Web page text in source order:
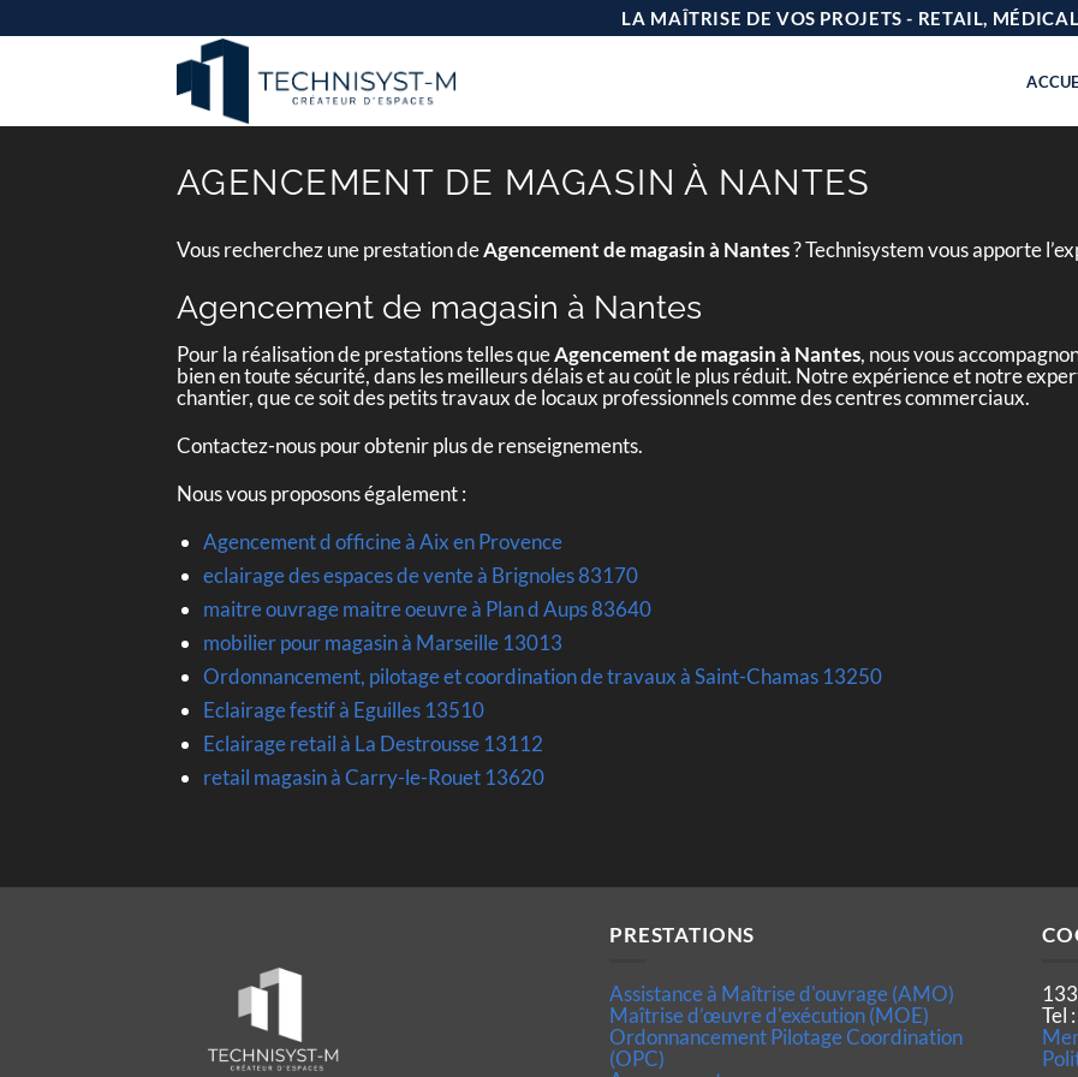
au
LA MAÎTRISE DE VOS PROJETS - RETAIL,
AGENCEMENT DE MAGASIN À NANTES
Vous recherchez une prestation deAgencement de magasin à Nantes? Technisystem vous apporte
Agencement de magasin à Nantes
Pour la réalisation de prestations telles queAgencement de magasin à Nantes, nous vous
bien en toute sécurité, dans les meilleurs délais et au coût le plus réduit. Notre expérience et notre
chantier, que ce soit des petits travaux de locaux professionnels comme des centres commerciaux.
Contactez-nous pour obtenir plus de renseignements.
Nous vous proposons également :
Agencement d officine à Aix en Provence
eclairage des espaces de vente à Brignoles 83170
maitre ouvrage maitre oeuvre à Plan d Aups 83640
mobilier pour magasin à Marseille 13013
Ordonnancement, pilotage et coordination de travaux à Saint-Chamas 13250
Eclairage festif à Eguilles 13510
Eclairage retail à La Destrousse 13112
retail magasin à Carry-le-Rouet 13620
PRESTATIONS
Assistance à Maîtrise d'ouvrage (AMO)
Maîtrise d’œuvre d'exécution (MOE)
Ordonnancement Pilotage Coordination
(OPC)
Tel